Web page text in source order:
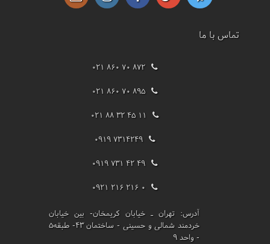
تماس با ما
021 860 70 872
021 860 70 895
021 88 32 45 11
0919 7314249
0919 731 42 49
0921 216 216 0
آدرس: تهران ـ خیابان کریمخان- بین خیابان
خردمند شمالی و حسینی - ساختمان 43- طبقه5
- واحد 9